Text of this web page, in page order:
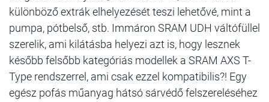
különböző extrák elhelyezését teszi lehetővé, mint a
pumpa, pótbelső, stb. Immáron SRAM UDH váltófüllel
szerelik, ami kilátásba helyezi azt is, hogy lesznek
később felsőbb kategóriás modellek a SRAM AXS T-
Type rendszerrel, ami csak ezzel kompatibilis?! Egy
egész pofás műanyag hátsó sárvédő felszereléséhez